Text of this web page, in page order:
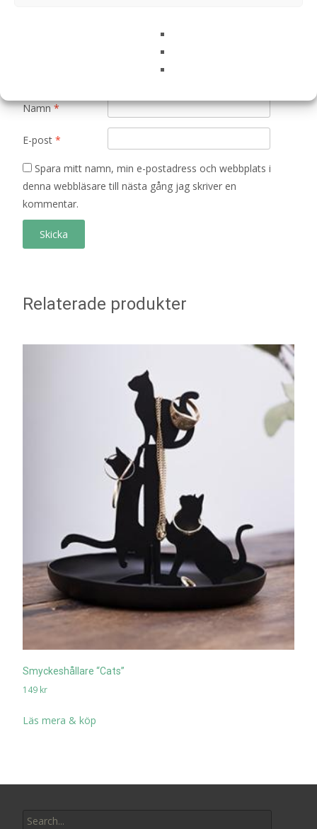
Namn*
E-post *
Spara mitt namn, min e-postadress och webbplats i
denna webbläsare till nästa gång jag skriver en
kommentar.
Relaterade produkter
Smyckeshållare “Cats”
149 kr
Läs mera & köp
for: